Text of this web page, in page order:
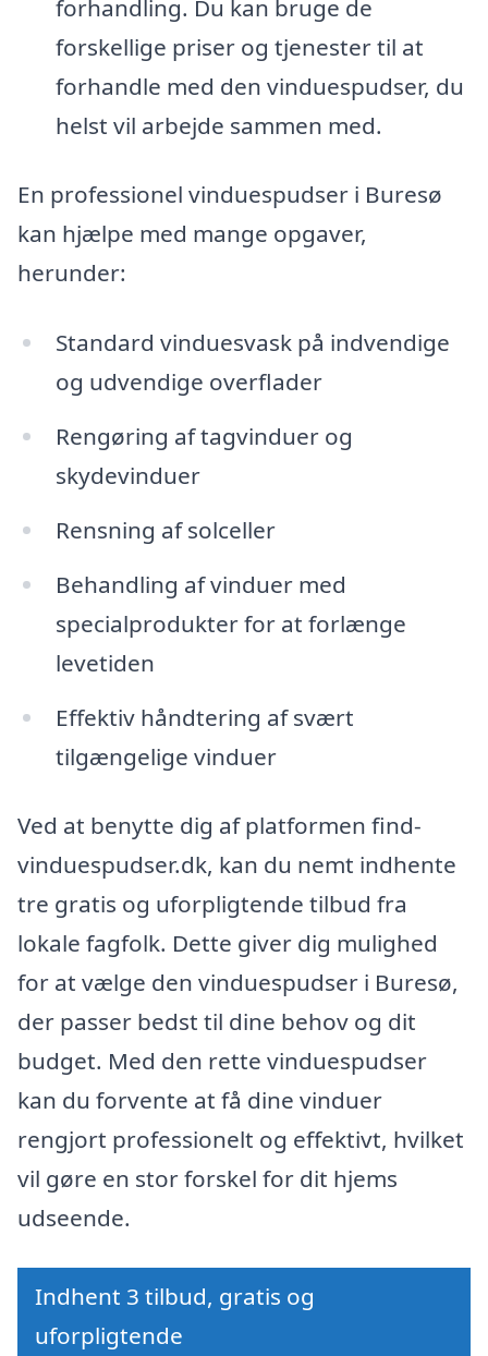
forhandling. Du kan bruge de
forskellige priser og tjenester til at
forhandle med den vinduespudser, du
helst vil arbejde sammen med.
En professionel vinduespudser i Buresø
kan hjælpe med mange opgaver,
herunder:
Standard vinduesvask på indvendige
og udvendige overflader
Rengøring af tagvinduer og
skydevinduer
Rensning af solceller
Behandling af vinduer med
specialprodukter for at forlænge
levetiden
Effektiv håndtering af svært
tilgængelige vinduer
Ved at benytte dig af platformen find-
vinduespudser.dk, kan du nemt indhente
tre gratis og uforpligtende tilbud fra
lokale fagfolk. Dette giver dig mulighed
for at vælge den vinduespudser i Buresø,
der passer bedst til dine behov og dit
budget. Med den rette vinduespudser
kan du forvente at få dine vinduer
rengjort professionelt og effektivt, hvilket
vil gøre en stor forskel for dit hjems
udseende.
Indhent 3 tilbud, gratis og
uforpligtende